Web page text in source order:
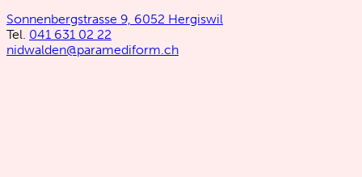
Sonnenbergstrasse 9, 6052 Hergiswil
Tel. 041 631 02 22
nidwalden@paramediform.ch